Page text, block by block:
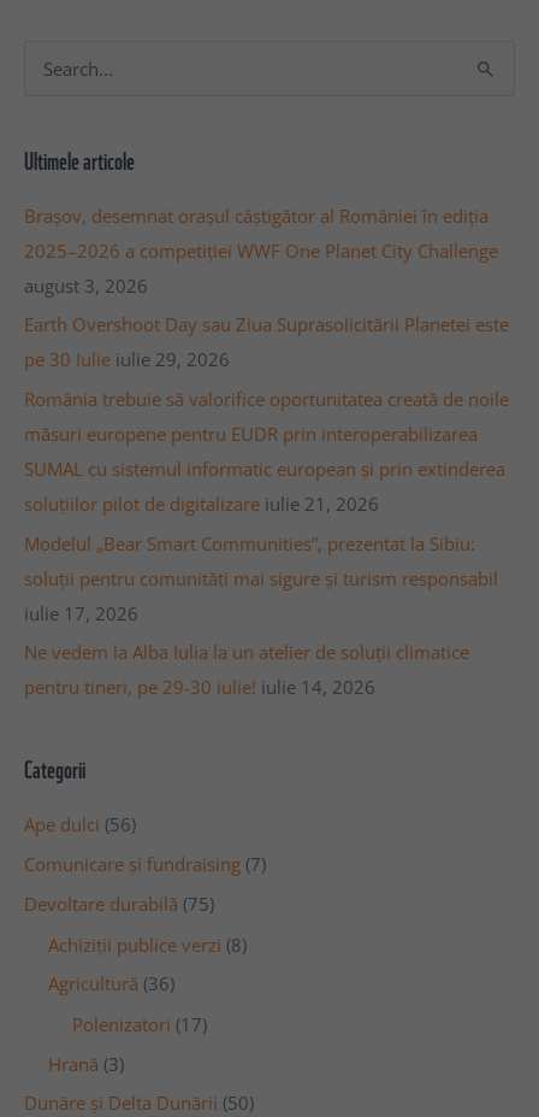
r
c
h
f
o
r
Ultimele articole
Brașov, desemnat orașul câștigător al României în ediția
2025–2026 a competiției WWF One Planet City Challenge
august 3, 2026
Earth Overshoot Day sau Ziua Suprasolicitării Planetei este
pe 30 Iulie iulie 29, 2026
România trebuie să valorifice oportunitatea creată de noile
măsuri europene pentru EUDR prin interoperabilizarea
SUMAL cu sistemul informatic european și prin extinderea
soluțiilor pilot de digitalizare iulie 21, 2026
Modelul „Bear Smart Communities”, prezentat la Sibiu:
soluții pentru comunități mai sigure și turism responsabil
iulie 17, 2026
Ne vedem la Alba Iulia la un atelier de soluții climatice
pentru tineri, pe 29-30 iulie! iulie 14, 2026
Categorii
Ape dulci (56)
Comunicare și fundraising (7)
Devoltare durabilă (75)
Achiziții publice verzi (8)
Agricultură (36)
Polenizatori (17)
Hrană (3)
Dunăre și Delta Dunării (50)
a
a
r
t
i
c
o
l
e